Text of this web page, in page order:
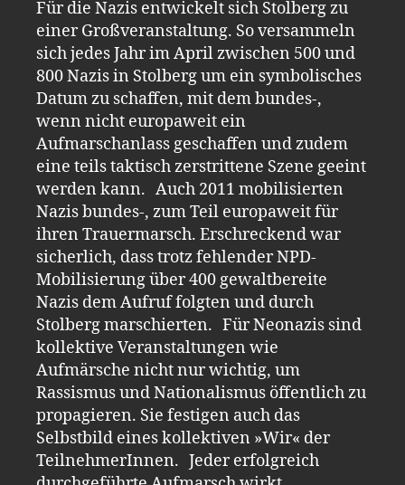
Für die Nazis entwickelt sich Stolberg zu
einer Großveranstaltung. So versammeln
sich jedes Jahr im April zwischen 500 und
800 Nazis in Stolberg um ein symbolisches
Datum zu schaffen, mit dem bundes-,
wenn nicht europaweit ein
Aufmarschanlass geschaffen und zudem
eine teils taktisch zerstrittene Szene geeint
werden kann. Auch 2011 mobilisierten
Nazis bundes-, zum Teil europaweit für
ihren Trauermarsch. Erschreckend war
sicherlich, dass trotz fehlender NPD-
Mobilisierung über 400 gewaltbereite
Nazis dem Aufruf folgten und durch
Stolberg marschierten. Für Neonazis sind
kollektive Veranstaltungen wie
Aufmärsche nicht nur wichtig, um
Rassismus und Nationalismus öffentlich zu
propagieren. Sie festigen auch das
Selbstbild eines kollektiven »Wir« der
TeilnehmerInnen. Jeder erfolgreich